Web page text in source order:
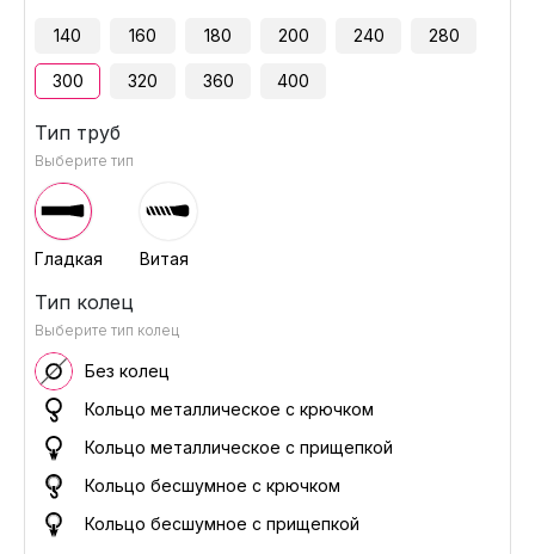
140 160 180 200 240 280
300 320 360 400
Тип труб
Выберите тип
Гладкая Витая
Тип колец
Выберите тип колец
Без колец
Кольцо металлическое с крючком
Кольцо металлическое с прищепкой
Кольцо бесшумное с крючком
Кольцо бесшумное с прищепкой